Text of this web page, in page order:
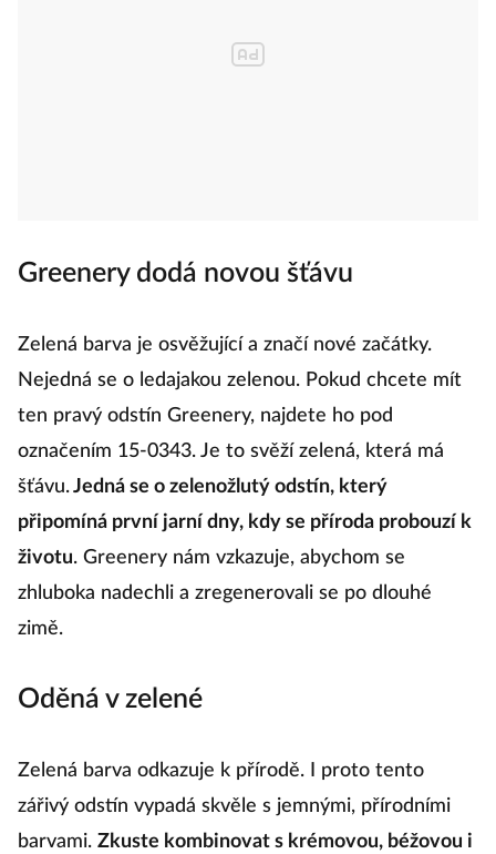
Greenery dodá novou šťávu
Zelená barva je osvěžující a značí nové začátky.
Nejedná se o ledajakou zelenou. Pokud chcete mít
ten pravý odstín Greenery, najdete ho pod
označením 15-0343. Je to svěží zelená, která má
šťávu.Jedná se o zelenožlutý odstín, který
připomíná první jarní dny, kdy se příroda probouzí k
životu. Greenery nám vzkazuje, abychom se
zhluboka nadechli a zregenerovali se po dlouhé
zimě.
Oděná v zelené
Zelená barva odkazuje k přírodě. I proto tento
zářivý odstín vypadá skvěle s jemnými, přírodními
barvami. Zkuste kombinovat s krémovou, béžovou i